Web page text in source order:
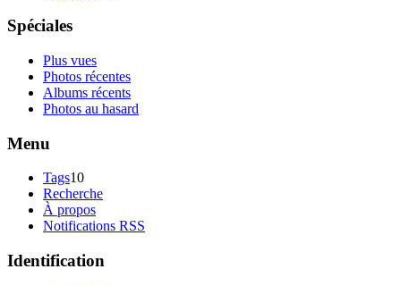
Spéciales
Plus vues
Photos récentes
Albums récents
Photos au hasard
Menu
Tags10
Recherche
À propos
Notifications RSS
Identification